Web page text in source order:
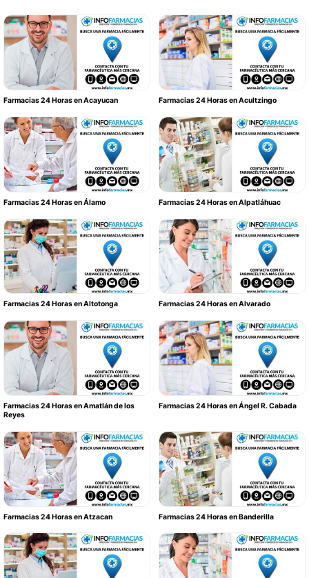
Farmacias 24 Horas en Acayucan Farmacias 24 Horas en Acultzingo
Farmacias 24 Horas en Álamo Farmacias 24 Horas en Alpatláhuac
Farmacias 24 Horas en Altotonga Farmacias 24 Horas en Alvarado
Farmacias 24 Horas en Amatlán de los
Reyes
Farmacias 24 Horas en Ángel R. Cabada
Farmacias 24 Horas en Atzacan Farmacias 24 Horas en Banderilla